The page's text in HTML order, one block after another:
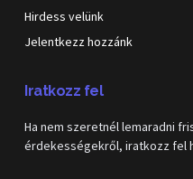
Hirdess velünk
Jelentkezz hozzánk
Iratkozz fel
Ha nem szeretnél lemaradni
érdekességekről, iratkozz fel